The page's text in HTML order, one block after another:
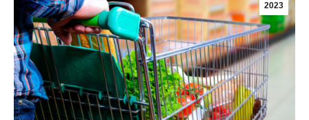
2023